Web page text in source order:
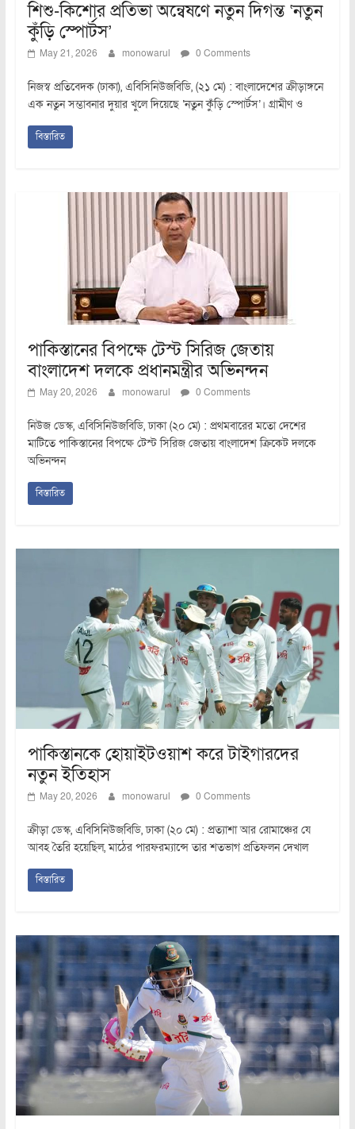
শিশু-কিশোর প্রতিভা অন্বেষণে নতুন দিগন্ত ‘নতুন
কুঁড়ি স্পোর্টস’
May 21, 2026 monowarul 0 Comments
নিজস্ব প্রতিবেদক (ঢাকা), এবিসিনিউজবিডি, (২১ মে) : বাংলাদেশের ক্রীড়াঙ্গনে
এক নতুন সম্ভাবনার দুয়ার খুলে দিয়েছে ‘নতুন কুঁড়ি স্পোর্টস’। গ্রামীণ ও
বিস্তারিত
পাকিস্তানের বিপক্ষে টেস্ট সিরিজ জেতায়
বাংলাদেশ দলকে প্রধানমন্ত্রীর অভিনন্দন
May 20, 2026 monowarul 0 Comments
নিউজ ডেস্ক, এবিসিনিউজবিডি, ঢাকা (২০ মে) : প্রথমবারের মতো দেশের
মাটিতে পাকিস্তানের বিপক্ষে টেস্ট সিরিজ জেতায় বাংলাদেশ ক্রিকেট দলকে
অভিনন্দন
বিস্তারিত
পাকিস্তানকে হোয়াইটওয়াশ করে টাইগারদের
নতুন ইতিহাস
May 20, 2026 monowarul 0 Comments
ক্রীড়া ডেস্ক, এবিসিনিউজবিডি, ঢাকা (২০ মে) : প্রত্যাশা আর রোমাঞ্চের যে
আবহ তৈরি হয়েছিল, মাঠের পারফরম্যান্সে তার শতভাগ প্রতিফলন দেখাল
বিস্তারিত